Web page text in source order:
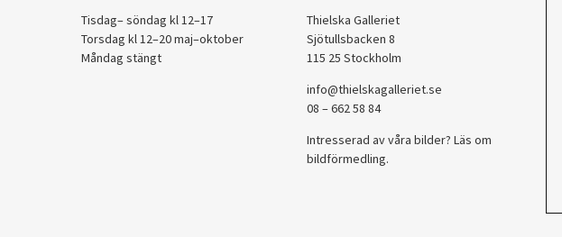
Tisdag– söndag kl 12–17
Torsdag kl 12–20 maj–oktober
Måndag stängt
Thielska Galleriet
Sjötullsbacken 8
115 25 Stockholm
info@thielskagalleriet.se
08 – 662 58 84
Intresserad av våra bilder? Läs om
bildförmedling.